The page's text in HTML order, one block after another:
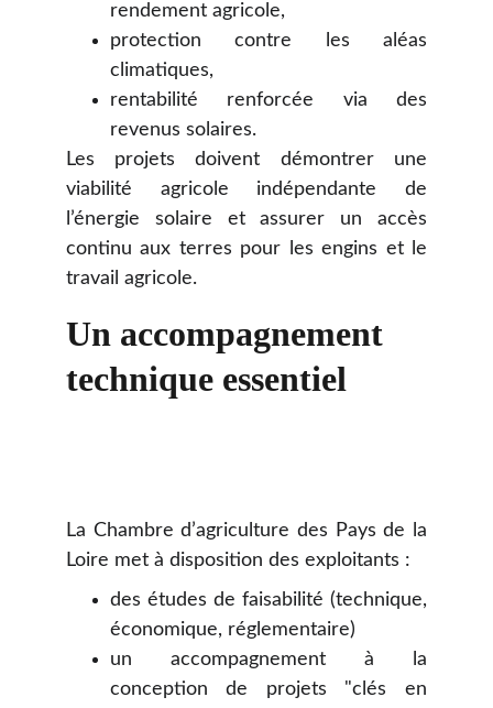
rendement agricole,
protection contre les aléas
climatiques,
rentabilité renforcée via des
revenus solaires.
Les projets doivent démontrer une
viabilité agricole indépendante de
l’énergie solaire et assurer un accès
continu aux terres pour les engins et le
travail agricole.
Un accompagnement
technique essentiel
La Chambre d’agriculture des Pays de la
Loire met à disposition des exploitants :
des études de faisabilité (technique,
économique, réglementaire)
un accompagnement à la
conception de projets "clés en